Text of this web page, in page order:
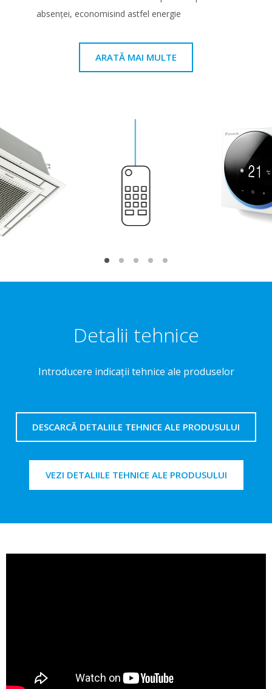
absenţei, economisind astfel energie
ARATĂ MAI MULTE
Detalii tehnice
Introducere indicaţii tehnice ale produselor
DESCARCĂ DETALIILE TEHNICE ALE PRODUSULUI
VEZI DETALIILE TEHNICE ALE PRODUSULUI